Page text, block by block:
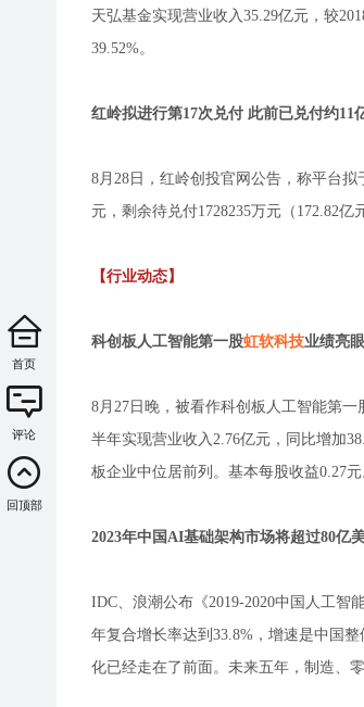
天弘基金实现营业收入35.29亿元，较
39.52%。
红岭拟进行第17次兑付 此前已兑付约11
8月28日，红岭创投官网公告，称平台
元，剩余待兑付1728235万元（172.82亿
【行业动态】
科创板人工智能第一股虹软科技业绩亮
8月27日晚，被看作科创板人工智能第
半年实现营业收入2.76亿元，同比增加
板企业中位居前列。基本每股收益0.27元
2023年中国AI基础架构市场将超过80亿
IDC、浪潮公布《2019-2020中国人工智
年复合增⻓率达到33.8%，增速是中国
化已经走在了前面。未来五年，制造、
首页
评论
回顶部